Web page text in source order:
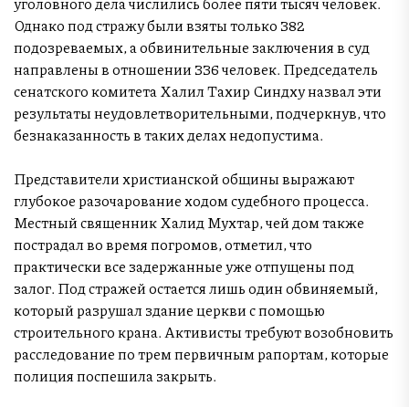
Однако под стражу были взяты только 382
подозреваемых, а обвинительные заключения в суд
направлены в отношении 336 человек. Председатель
сенатского комитета Халил Тахир Синдху назвал эти
результаты неудовлетворительными, подчеркнув, что
безнаказанность в таких делах недопустима.
Представители христианской общины выражают
глубокое разочарование ходом судебного процесса.
Местный священник Халид Мухтар, чей дом также
пострадал во время погромов, отметил, что
практически все задержанные уже отпущены под
залог. Под стражей остается лишь один обвиняемый,
который разрушал здание церкви с помощью
строительного крана. Активисты требуют возобновить
расследование по трем первичным рапортам, которые
полиция поспешила закрыть.